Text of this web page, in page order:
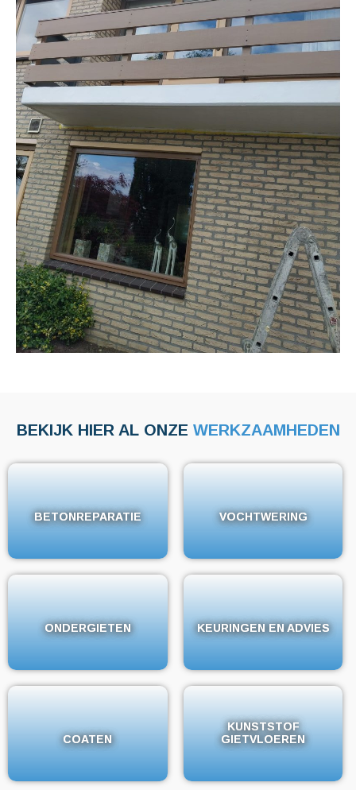
BEKIJK HIER AL ONZE WERKZAAMHEDEN
BETONREPARATIE
BETONREPARATIE VOCHTWERING
VOCHTWERING
ONDERGIETEN
ONDERGIETEN KEURINGEN EN ADVIES
KEURINGEN EN ADVIES
COATEN
COATEN
KUNSTSTOF
GIETVLOEREN
KUNSTSTOF
GIETVLOEREN